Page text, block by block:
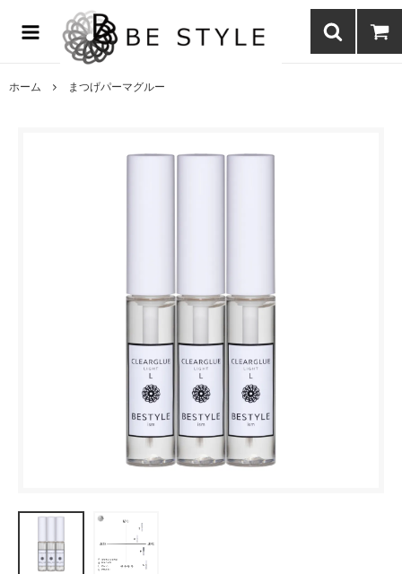
まつげエクステ商材の通販・まつげパーマ・ボディジュエリーなどまつ
げ商材・美容商材の通販｜BE STYLE beauty shop
ホーム まつげパーマグルー